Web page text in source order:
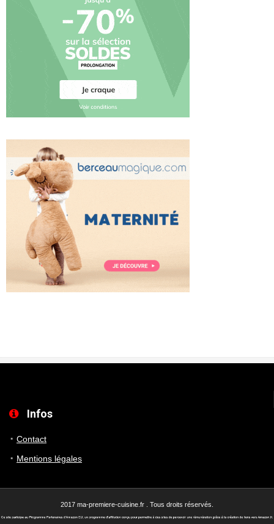
Infos
Contact
Mentions légales
2017 ma-premiere-cuisine.fr . Tous droits réservés.